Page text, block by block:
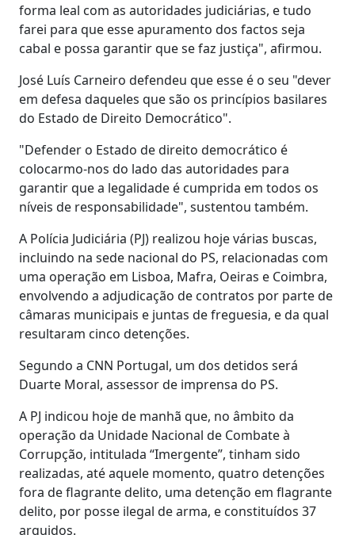
forma leal com as autoridades judiciárias, e tudo
farei para que esse apuramento dos factos seja
cabal e possa garantir que se faz justiça", afirmou.
José Luís Carneiro defendeu que esse é o seu "dever
em defesa daqueles que são os princípios basilares
do Estado de Direito Democrático".
"Defender o Estado de direito democrático é
colocarmo-nos do lado das autoridades para
garantir que a legalidade é cumprida em todos os
níveis de responsabilidade", sustentou também.
A Polícia Judiciária (PJ) realizou hoje várias buscas,
incluindo na sede nacional do PS, relacionadas com
uma operação em Lisboa, Mafra, Oeiras e Coimbra,
envolvendo a adjudicação de contratos por parte de
câmaras municipais e juntas de freguesia, e da qual
resultaram cinco detenções.
Segundo a CNN Portugal, um dos detidos será
Duarte Moral, assessor de imprensa do PS.
A PJ indicou hoje de manhã que, no âmbito da
operação da Unidade Nacional de Combate à
Corrupção, intitulada “Imergente”, tinham sido
realizadas, até aquele momento, quatro detenções
fora de flagrante delito, uma detenção em flagrante
delito, por posse ilegal de arma, e constituídos 37
arguidos.